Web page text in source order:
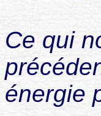
Ce qui
énergie